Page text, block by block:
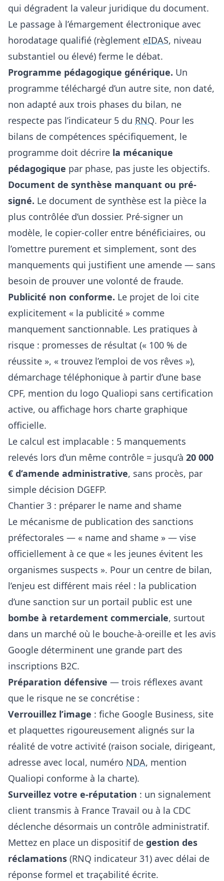
qui dégradent la valeur juridique du document.
Le passage à l’émargement électronique avec
horodatage qualifié (règlement eIDAS, niveau
substantiel ou élevé) ferme le débat.
Programme pédagogique générique. Un
programme téléchargé d’un autre site, non daté,
non adapté aux trois phases du bilan, ne
respecte pas l’indicateur 5 du RNQ. Pour les
bilans de compétences spécifiquement, le
programme doit décrire la mécanique
pédagogique par phase, pas juste les objectifs.
Document de synthèse manquant ou pré-
signé. Le document de synthèse est la pièce la
plus contrôlée d’un dossier. Pré-signer un
modèle, le copier-coller entre bénéficiaires, ou
l’omettre purement et simplement, sont des
manquements qui justifient une amende — sans
besoin de prouver une volonté de fraude.
Publicité non conforme. Le projet de loi cite
explicitement « la publicité » comme
manquement sanctionnable. Les pratiques à
risque : promesses de résultat (« 100 % de
réussite », « trouvez l’emploi de vos rêves »),
démarchage téléphonique à partir d’une base
CPF, mention du logo Qualiopi sans certification
active, ou affichage hors charte graphique
officielle.
Le calcul est implacable : 5 manquements
relevés lors d’un même contrôle = jusqu’à 20 000
€ d’amende administrative, sans procès, par
simple décision DGEFP.
Chantier 3 : préparer le name and shame
Le mécanisme de publication des sanctions
préfectorales — « name and shame » — vise
officiellement à ce que « les jeunes évitent les
organismes suspects ». Pour un centre de bilan,
l’enjeu est différent mais réel : la publication
d’une sanction sur un portail public est une
bombe à retardement commerciale, surtout
dans un marché où le bouche-à-oreille et les avis
Google déterminent une grande part des
inscriptions B2C.
Préparation défensive — trois réflexes avant
que le risque ne se concrétise :
Verrouillez l’image : fiche Google Business, site
et plaquettes rigoureusement alignés sur la
réalité de votre activité (raison sociale, dirigeant,
adresse avec local, numéro NDA, mention
Qualiopi conforme à la charte).
Surveillez votre e-réputation : un signalement
client transmis à France Travail ou à la CDC
déclenche désormais un contrôle administratif.
Mettez en place un dispositif de gestion des
réclamations (RNQ indicateur 31) avec délai de
réponse formel et traçabilité écrite.